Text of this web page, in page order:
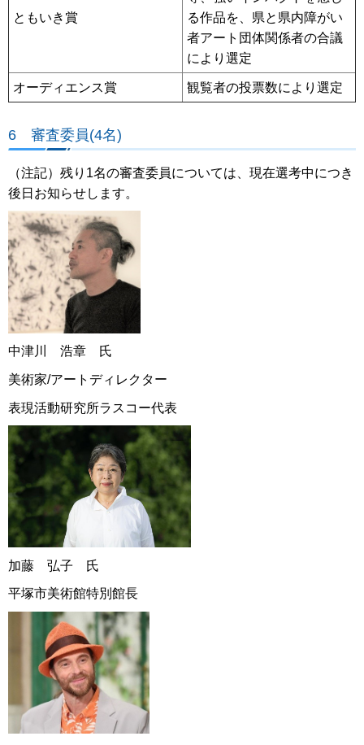
ともいき賞
る作品を、県と県内障がい
者アート団体関係者の合議
により選定
オーディエンス賞 観覧者の投票数により選定
6 審査委員(4名)
（注記）残り1名の審査委員については、現在選考中につき
後日お知らせします。
中津川 浩章 氏
美術家/アートディレクター
表現活動研究所ラスコー代表
加藤 弘子 氏
平塚市美術館特別館長